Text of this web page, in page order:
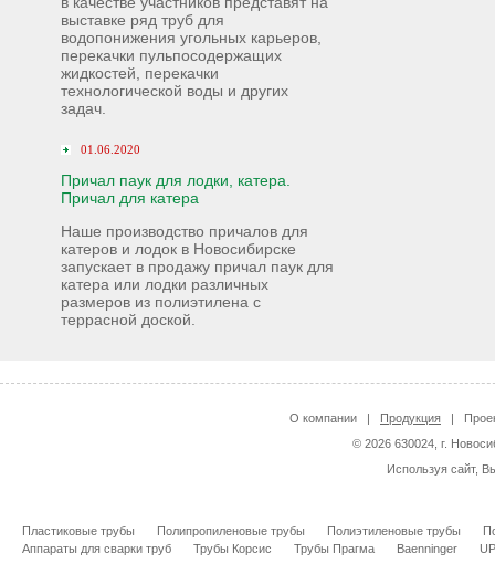
выставке ряд труб для
водопонижения угольных карьеров,
перекачки пульпосодержащих
жидкостей, перекачки
технологической воды и других
задач.
01.06.2020
Причал паук для лодки, катера.
Причал для катера
Наше производство причалов для
катеров и лодок в Новосибирске
запускает в продажу причал паук для
катера или лодки различных
размеров из полиэтилена с
террасной доской.
О компании | Продукция |
© 2026 630024, г.
Используя сайт,
Пластиковые трубы Полипропиленовые трубы Полиэтиленовые трубы
Аппараты для сварки труб
Трубы Корсис Трубы Прагма Baenninger